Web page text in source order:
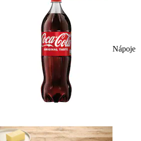
Nápoje